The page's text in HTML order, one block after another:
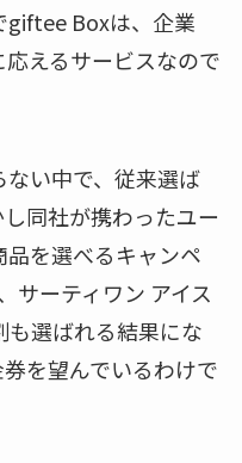
giftee Boxは、企業
えるサービスなので
い中で、従来選ば
同社が携わったユー
を選べるキャンペ
サーティワン アイス
も選ばれる結果にな
を望んでいるわけで